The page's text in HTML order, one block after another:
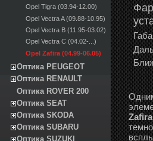
Opel Tigra (03.94-12.00)
Opel Vectra A (09.88-10.95)
Opel Vectra B (11.95-03.02)
Opel Vectra C (04.02-...)
Opel Zafira (04.99-06.05)
Оптика PEUGEOT
Оптика RENAULT
Оптика ROVER 200
Оптика SEAT
Оптика SKODA
Оптика SUBARU
Оптика SUZUKI